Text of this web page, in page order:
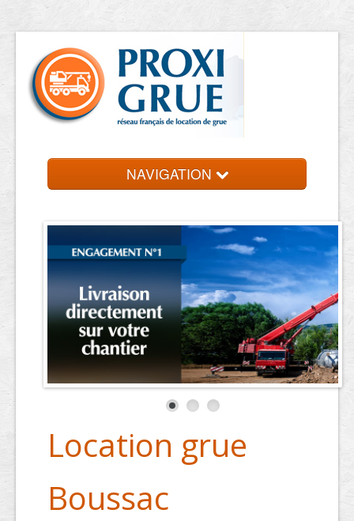
NAVIGATION
Location grue
Boussac